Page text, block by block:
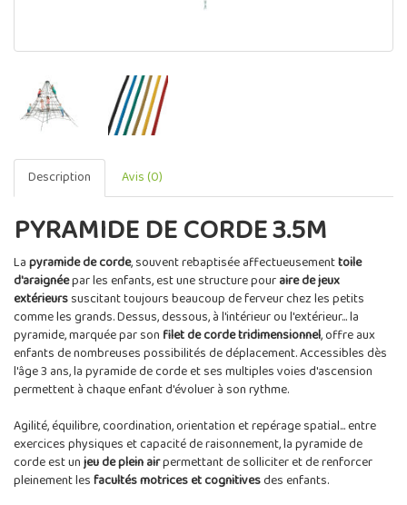
Description Avis (0)
PYRAMIDE DE CORDE 3.5M
Lapyramide de corde, souvent rebaptisée affectueusementtoile
d'araignéepar les enfants, est une structure pouraire de jeux
extérieurssuscitant toujours beaucoup de ferveur chez les petits
comme les grands. Dessus, dessous, à l'intérieur ou l'extérieur... la
pyramide, marquée par son filet de corde tridimensionnel, offre aux
enfants de nombreuses possibilités de déplacement. Accessibles dès
l'âge 3 ans, la pyramide de corde et ses multiples voies d'ascension
permettent à chaque enfant d'évoluer à son rythme.
Agilité, équilibre, coordination, orientation et repérage spatial... entre
exercices physiques et capacité de raisonnement, la pyramide de
corde est unjeu de plein airpermettant de solliciter et de renforcer
pleinement lesfacultés motrices et cognitivesdes enfants.